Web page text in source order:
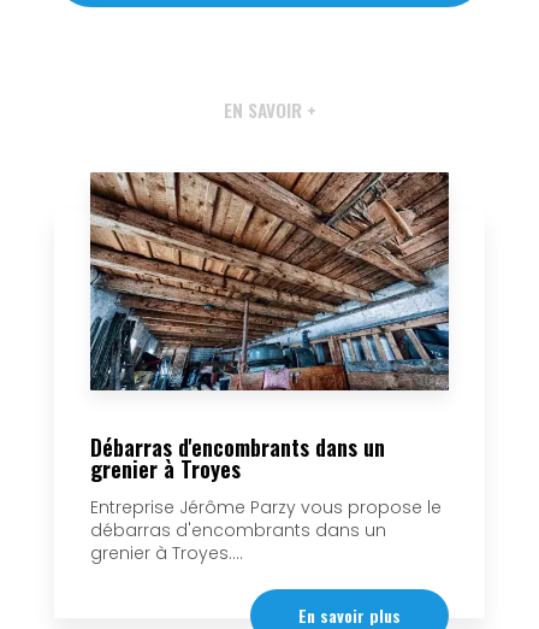
EN SAVOIR +
Débarras d'encombrants dans un
grenier à Troyes
Entreprise Jérôme Parzy vous propose le
débarras d'encombrants dans un
grenier à Troyes....
En savoir plus